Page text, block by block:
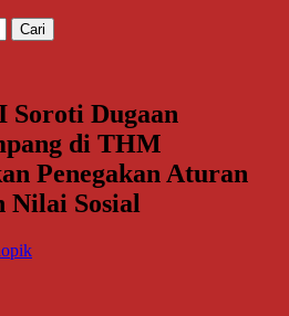
Soroti Dugaan
di THM
Penegakan Aturan
Nilai Sosial